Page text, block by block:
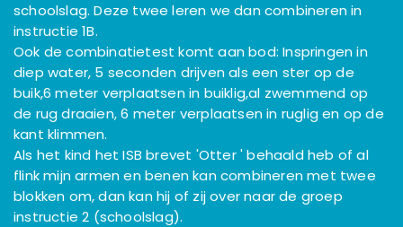
schoolslag. Deze twee leren we dan combineren in
instructie 1B.
Ook de combinatietest komt aan bod: Inspringen in
diep water, 5 seconden drijven als een ster op de
buik,6 meter verplaatsen in buiklig,al zwemmend op
de rug draaien, 6 meter verplaatsen in ruglig en op de
kant klimmen.
Als het kind het ISB brevet 'Otter ' behaald heb of al
flink mijn armen en benen kan combineren met twee
blokken om, dan kan hij of zij over naar de groep
instructie 2 (schoolslag).